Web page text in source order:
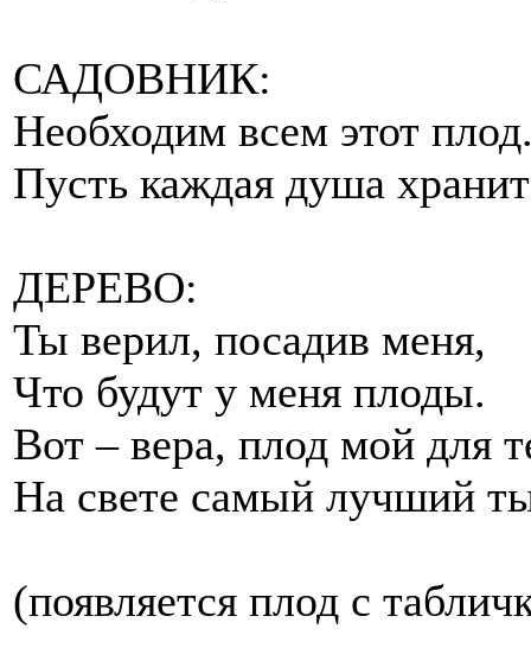
САДОВНИК:
Необходим всем этот
Пусть каждая душа
ДЕРЕВО:
Ты верил, посадив меня,
Что будут у меня плоды.
Вот – вера, плод мой для
На свете самый лучший
(появляется плод с